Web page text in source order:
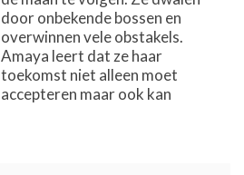
door onbekende bossen en
overwinnen vele obstakels.
Amaya leert dat ze haar
toekomst niet alleen moet
accepteren maar ook kan